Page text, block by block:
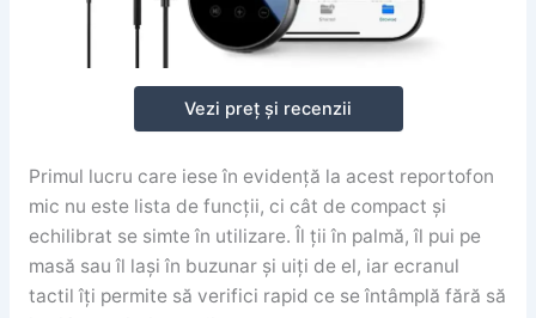
Vezi preț și recenzii
Primul lucru care iese în evidență la acest reportofon
mic nu este lista de funcții, ci cât de compact și
echilibrat se simte în utilizare. Îl ții în palmă, îl pui pe
masă sau îl lași în buzunar și uiți de el, iar ecranul
tactil îți permite să verifici rapid ce se întâmplă fără să